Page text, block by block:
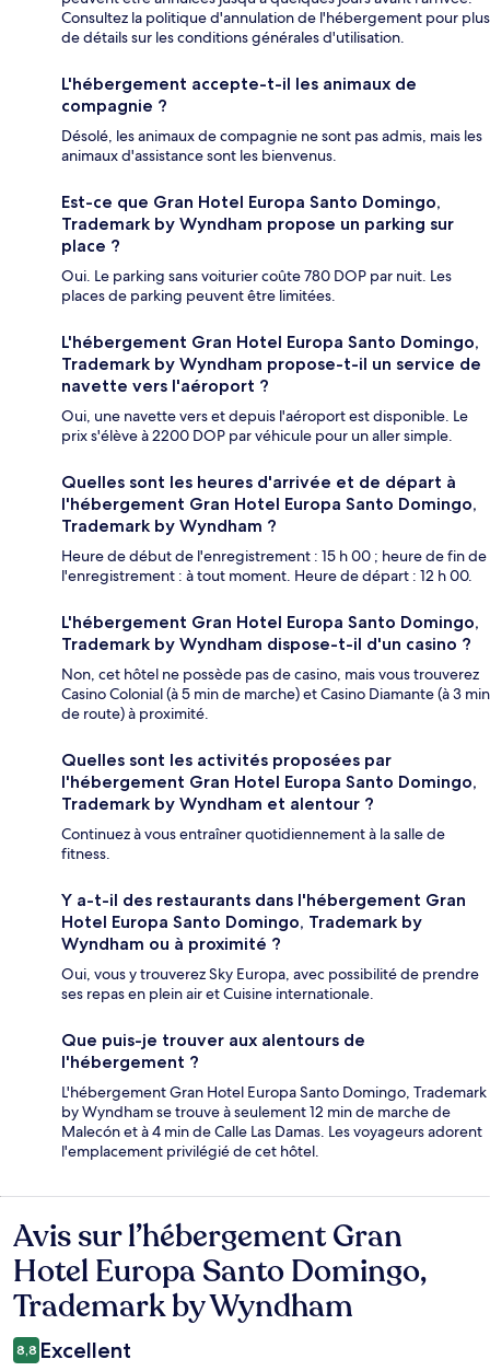
Consultez la politique d'annulation de l'hébergement pour plus
de détails sur les conditions générales d'utilisation.
L'hébergement accepte-t-il les animaux de
compagnie ?
Désolé, les animaux de compagnie ne sont pas admis, mais les
animaux d'assistance sont les bienvenus.
Est-ce que Gran Hotel Europa Santo Domingo,
Trademark by Wyndham propose un parking sur
place ?
Oui. Le parking sans voiturier coûte 780 DOP par nuit. Les
places de parking peuvent être limitées.
L'hébergement Gran Hotel Europa Santo Domingo,
Trademark by Wyndham propose-t-il un service de
navette vers l'aéroport ?
Oui, une navette vers et depuis l'aéroport est disponible. Le
prix s'élève à 2200 DOP par véhicule pour un aller simple.
Quelles sont les heures d'arrivée et de départ à
l'hébergement Gran Hotel Europa Santo Domingo,
Trademark by Wyndham ?
Heure de début de l'enregistrement : 15 h 00 ; heure de fin de
l'enregistrement : à tout moment. Heure de départ : 12 h 00.
L'hébergement Gran Hotel Europa Santo Domingo,
Trademark by Wyndham dispose-t-il d'un casino ?
Non, cet hôtel ne possède pas de casino, mais vous trouverez
Casino Colonial (à 5 min de marche) et Casino Diamante (à 3 min
de route) à proximité.
Quelles sont les activités proposées par
l'hébergement Gran Hotel Europa Santo Domingo,
Trademark by Wyndham et alentour ?
Continuez à vous entraîner quotidiennement à la salle de
fitness.
Y a-t-il des restaurants dans l'hébergement Gran
Hotel Europa Santo Domingo, Trademark by
Wyndham ou à proximité ?
Oui, vous y trouverez Sky Europa, avec possibilité de prendre
ses repas en plein air et Cuisine internationale.
Que puis-je trouver aux alentours de
l'hébergement ?
L'hébergement Gran Hotel Europa Santo Domingo, Trademark
by Wyndham se trouve à seulement 12 min de marche de
Malecón et à 4 min de Calle Las Damas. Les voyageurs adorent
l'emplacement privilégié de cet hôtel.
Avis
Avis sur l’hébergement Gran
Hotel Europa Santo Domingo,
Trademark by Wyndham
8,8 Excellent